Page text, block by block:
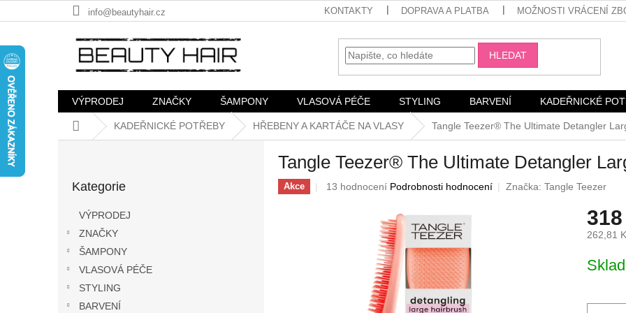
na
info@beautyhair.cz KONTAKTY DOPRAVA A PLATBA MOŽNOSTI VRÁCENÍ
HLEDAT
VÝPRODEJ ZNAČKY ŠAMPONY VLASOVÁ PÉČE STYLING BARVENÍ KADEŘNICKÉ
Domů KADEŘNICKÉ POTŘEBY HŘEBENY A KARTÁČE NA VLASY Tangle Teezer® The Ultimate Detangler
kategorie
Kategorie
VÝPRODEJ
ZNAČKY
ŠAMPONY
VLASOVÁ PÉČE
STYLING
BARVENÍ
Tangle Teezer® The Ultimate Detangler
Akce
Průměrné
13 hodnocení Podrobnosti hodnocení Značka: Tangle Teezer
262,81
cena: